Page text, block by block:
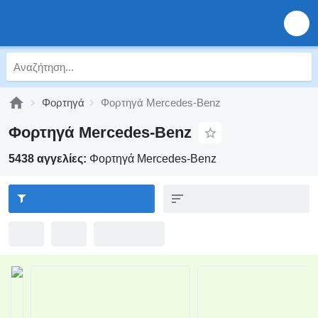
Φορτηγά Φορτηγά Mercedes-Benz
Φορτηγά Mercedes-Benz
5438 αγγελίες: Φορτηγά Mercedes-Benz